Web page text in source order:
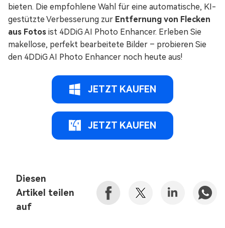
bieten. Die empfohlene Wahl für eine automatische, KI-
gestützte Verbesserung zur Entfernung von Flecken
aus Fotos ist 4DDiG AI Photo Enhancer. Erleben Sie
makellose, perfekt bearbeitete Bilder – probieren Sie
den 4DDiG AI Photo Enhancer noch heute aus!
JETZT KAUFEN
JETZT KAUFEN
Diesen
Artikel teilen
auf